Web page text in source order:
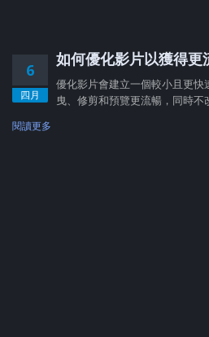
6
四月
如何優化影片以獲得更
優化影片會建立一個較小且更
曳、修剪和預覽更流暢，同時不
閱讀更多